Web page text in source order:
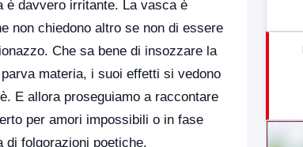
è davvero irritante. La vasca è
non chiedono altro se non di essere
Che sa bene di insozzare la
materia, i suoi effetti si vedono
E allora proseguiamo a raccontare
per amori impossibili o in fase
di folgorazioni poetiche.